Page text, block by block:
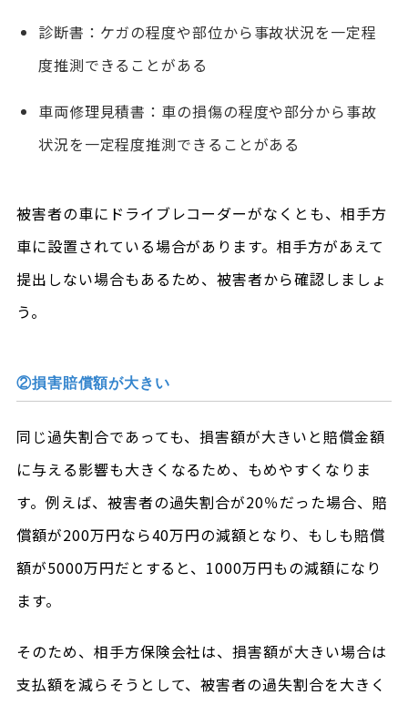
診断書：ケガの程度や部位から事故状況を一定程
度推測できることがある
車両修理見積書：車の損傷の程度や部分から事故
状況を一定程度推測できることがある
被害者の車にドライブレコーダーがなくとも、相手方
車に設置されている場合があります。相手方があえて
提出しない場合もあるため、被害者から確認しましょ
う。
②損害賠償額が大きい
同じ過失割合であっても、損害額が大きいと賠償金額
に与える影響も大きくなるため、もめやすくなりま
す。例えば、被害者の過失割合が20％だった場合、賠
償額が200万円なら40万円の減額となり、もしも賠償
額が5000万円だとすると、1000万円もの減額になり
ます。
そのため、相手方保険会社は、損害額が大きい場合は
支払額を減らそうとして、被害者の過失割合を大きく